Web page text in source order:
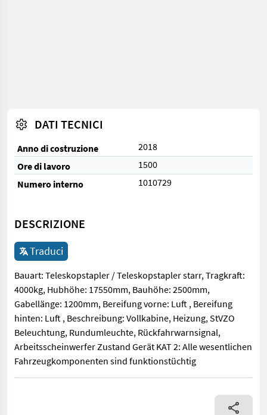
DATI TECNICI
Anno di costruzione
2018
Ore di lavoro
1500
Numero interno
1010729
DESCRIZIONE
Traduci
Bauart: Teleskopstapler / Teleskopstapler starr, Tragkraft:
4000kg, Hubhöhe: 17550mm, Bauhöhe: 2500mm,
Gabellänge: 1200mm, Bereifung vorne: Luft , Bereifung
hinten: Luft , Beschreibung: Vollkabine, Heizung, StVZO
Beleuchtung, Rundumleuchte, Rückfahrwarnsignal,
Arbeitsscheinwerfer Zustand Gerät KAT 2: Alle wesentlichen
Fahrzeugkomponenten sind funktionstüchtig
Bauart: Teleskopstapler / Teleskopstapler starr, Tragkraft: